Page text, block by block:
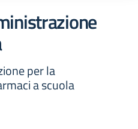
per la
a scuola